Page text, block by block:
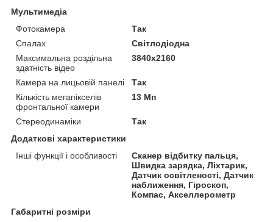
Мультимедіа
Фотокамера
Так
Спалах
Світлодіодна
Максимальна роздільна
здатність відео
3840x2160
Камера на лицьовій панелі
Так
Кількість мегапікселів
фронтальної камери
13 Мп
Стереодинаміки
Так
Додаткові характеристики
Інші функції і особливості
Сканер відбитку пальця,
Швидка зарядка, Ліхтарик,
Датчик освітленості, Датчик
наближення, Гіроскоп,
Компас, Акселлерометр
Габаритні розміри